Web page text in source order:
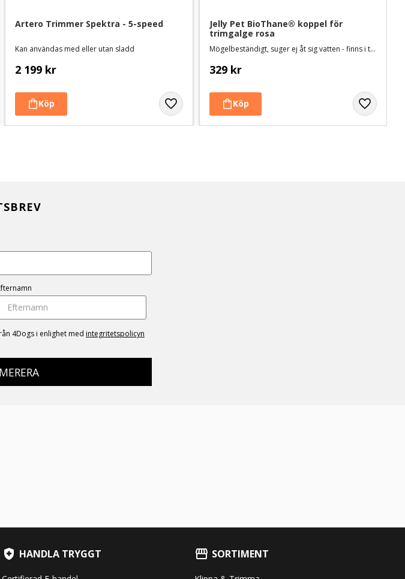
Artero Trimmer Spektra - 5-speed
Kan användas med eller utan sladd
2 199 kr
Jelly Pet BioThane® koppel för
trimgalge rosa
Mögelbeständigt, suger ej åt sig vatten - finns i två längder
329 kr
4Dogs i enlighet med integritetspolicyn
HANDLA TRYGGT SORTIMENT